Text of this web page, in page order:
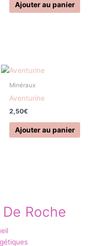
Ajouter au panier
Minéraux
Aventurine
2,50€
Ajouter au panier
Roche